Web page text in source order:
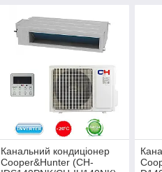
Канальний кондиціонер
Cooper&Hunter (CH-